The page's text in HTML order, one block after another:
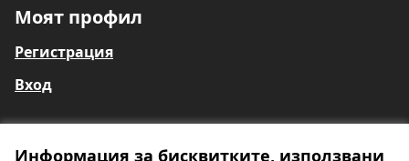
Информация за бисквитките, използвани
Моят профил
Регистрация
Вход